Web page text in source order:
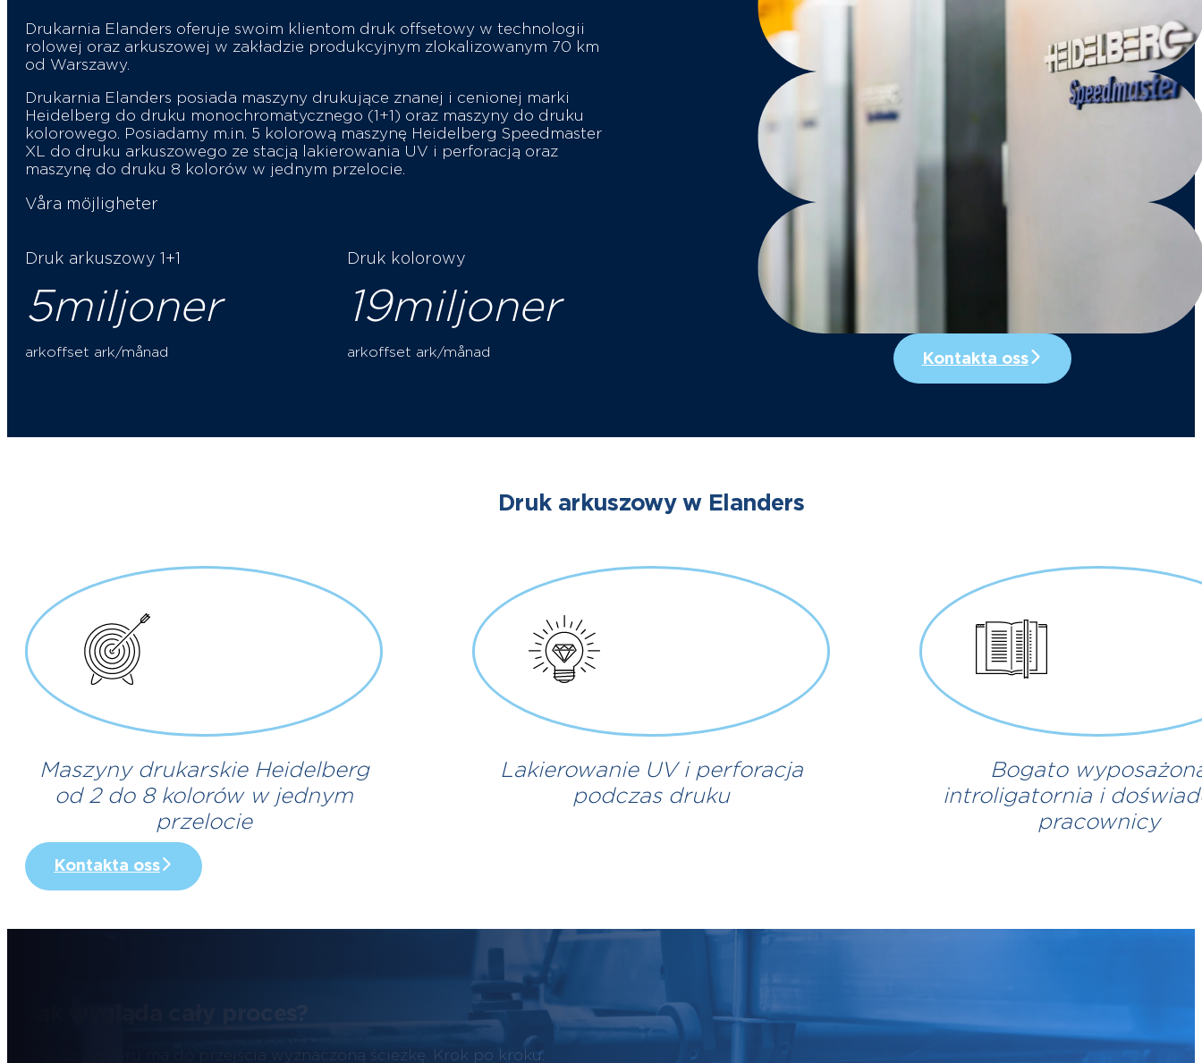
Drukarnia Elanders oferuje swoim klientom druk offsetowy w technologii
rolowej oraz arkuszowej w zakładzie produkcyjnym zlokalizowanym 70 km
od Warszawy.
Drukarnia Elanders posiada maszyny drukujące znanej i cenionej marki
Heidelberg do druku monochromatycznego (1+1) oraz maszyny do druku
kolorowego. Posiadamy m.in. 5 kolorową maszynę Heidelberg Speedmaster
XL do druku arkuszowego ze stacją lakierowania UV i perforacją oraz
maszynę do druku 8 kolorów w jednym przelocie.
Våra möjligheter
Druk arkuszowy 1+1
5miljoner
arkoffset ark/månad
Druk kolorowy
19miljoner
arkoffset ark/månad Kontakta oss
Druk arkuszowy w Elanders
Maszyny drukarskie Heidelberg
od 2 do 8 kolorów w jednym
przelocie
Lakierowanie UV i perforacja
podczas druku
Bogato
introligatornia i
pracownicy
Kontakta oss
Arkusz papieru ma do przejścia wyznaczoną ścieżkę. Krok po kroku: